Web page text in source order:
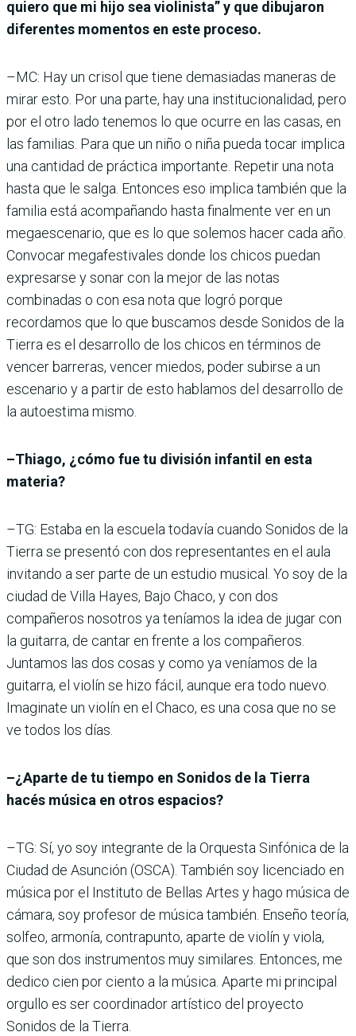
quiero que mi hijo sea violinista” y que dibujaron
diferentes momentos en este proceso.
–MC: Hay un crisol que tiene demasiadas maneras de
mirar esto. Por una parte, hay una institucionalidad, pero
por el otro lado tenemos lo que ocurre en las casas, en
las familias. Para que un niño o niña pueda tocar implica
una cantidad de práctica importante. Repetir una nota
hasta que le salga. Entonces eso implica también que la
familia está acompañando hasta finalmente ver en un
megaescenario, que es lo que solemos hacer cada año.
Convocar megafestivales donde los chicos puedan
expresarse y sonar con la mejor de las notas
combinadas o con esa nota que logró porque
recordamos que lo que buscamos desde Sonidos de la
Tierra es el desarrollo de los chicos en términos de
vencer barreras, vencer miedos, poder subirse a un
escenario y a partir de esto hablamos del desarrollo de
la autoestima mismo.
–Thiago, ¿cómo fue tu división infantil en esta
materia?
–TG: Estaba en la escuela todavía cuando Sonidos de la
Tierra se presentó con dos representantes en el aula
invitando a ser parte de un estudio musical. Yo soy de la
ciudad de Villa Hayes, Bajo Chaco, y con dos
compañeros nosotros ya teníamos la idea de jugar con
la guitarra, de cantar en frente a los compañeros.
Juntamos las dos cosas y como ya veníamos de la
guitarra, el violín se hizo fácil, aunque era todo nuevo.
Imaginate un violín en el Chaco, es una cosa que no se
ve todos los días.
–¿Aparte de tu tiempo en Sonidos de la Tierra
hacés música en otros espacios?
–TG: Sí, yo soy integrante de la Orquesta Sinfónica de la
Ciudad de Asunción (OSCA). También soy licenciado en
música por el Instituto de Bellas Artes y hago música de
cámara, soy profesor de música también. Enseño teoría,
solfeo, armonía, contrapunto, aparte de violín y viola,
que son dos instrumentos muy similares. Entonces, me
dedico cien por ciento a la música. Aparte mi principal
orgullo es ser coordinador artístico del proyecto
Sonidos de la Tierra.